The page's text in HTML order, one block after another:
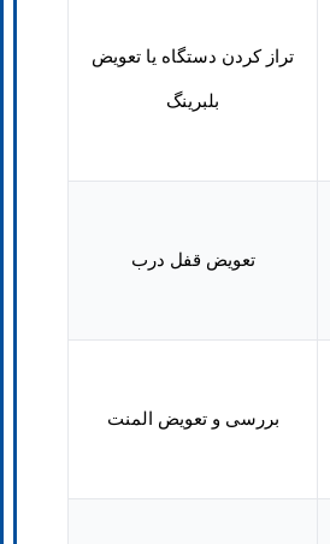
تراز کردن دستگاه یا تعویض
بلبرینگ
تعویض قفل درب
بررسی و تعویض المنت